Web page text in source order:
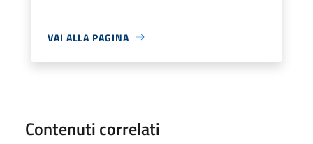
VAI ALLA PAGINA
Contenuti correlati